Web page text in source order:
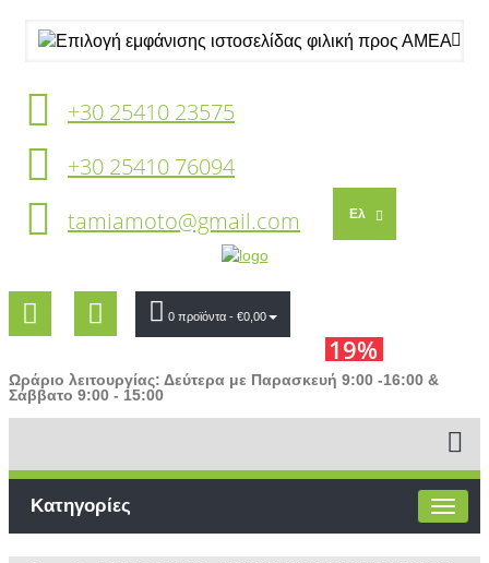
+30 25410 23575
+30 25410 76094
tamiamoto@gmail.com
Ελ
0 προϊόντα - €0,00
Ωράριο λειτουργίας: Δεύτερα με Παρασκευή 9:00 -16:00 &
Σάββατο 9:00 - 15:00
Κατηγορίες
19%